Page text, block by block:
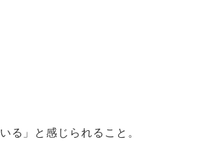
」と感じられること。